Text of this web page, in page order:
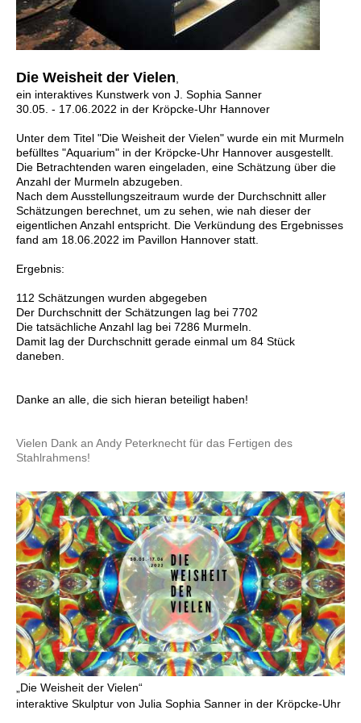
Die Weisheit der Vielen
ein interaktives Kunstwerk von J. Sophia Sanner
30.05. - 17.06.2022 in der Kröpcke-Uhr Hannover
Unter dem Titel "Die Weisheit der Vielen" wurde ein mit Murmeln
befülltes "Aquarium" in der Kröpcke-Uhr Hannover ausgestellt.
Die Betrachtenden waren eingeladen, eine Schätzung über die
Anzahl der Murmeln abzugeben.
Nach dem Ausstellungszeitraum wurde der Durchschnitt aller
Schätzungen berechnet, um zu sehen, wie nah dieser der
eigentlichen Anzahl entspricht. Die Verkündung des Ergebnisses
fand am 18.06.2022 im Pavillon Hannover statt.
Ergebnis:
112 Schätzungen wurden abgegeben
Der Durchschnitt der Schätzungen lag bei 7702
Die tatsächliche Anzahl lag bei 7286 Murmeln.
Damit lag der Durchschnitt gerade einmal um 84 Stück
daneben.
Danke an alle, die sich hieran beteiligt haben!
Vielen Dank an Andy Peterknecht für das Fertigen des
Stahlrahmens!
„Die Weisheit der Vielen“
interaktive Skulptur von Julia Sophia Sanner in der Kröpcke-Uhr